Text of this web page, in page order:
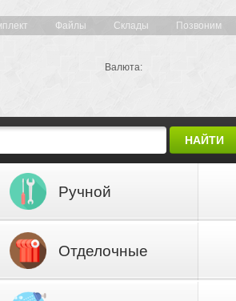
Файлы Склады Позвоним
Валюта:
НАЙТИ
Ручной
Отделочные